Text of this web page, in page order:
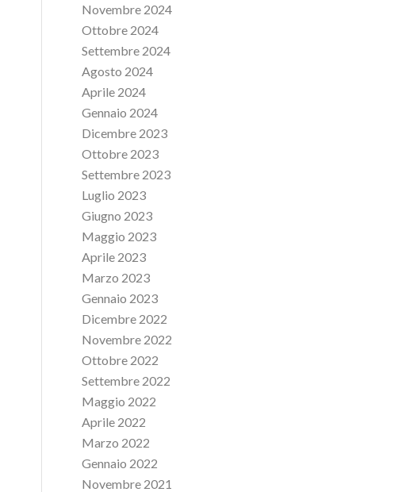
Novembre 2024
Ottobre 2024
Settembre 2024
Agosto 2024
Aprile 2024
Gennaio 2024
Dicembre 2023
Ottobre 2023
Settembre 2023
Luglio 2023
Giugno 2023
Maggio 2023
Aprile 2023
Marzo 2023
Gennaio 2023
Dicembre 2022
Novembre 2022
Ottobre 2022
Settembre 2022
Maggio 2022
Aprile 2022
Marzo 2022
Gennaio 2022
Novembre 2021